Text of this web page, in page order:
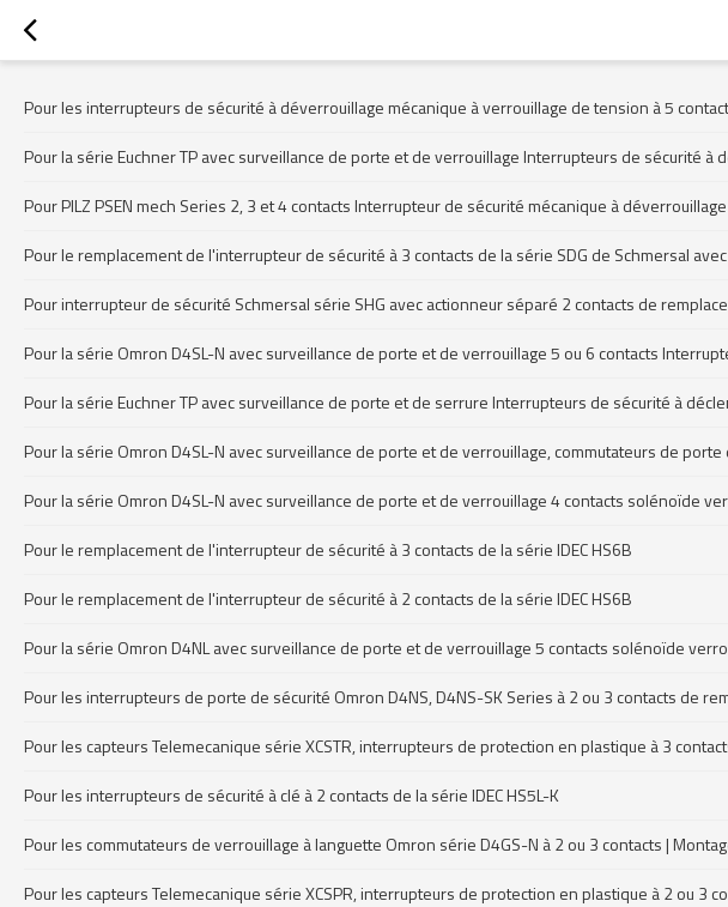
Pour les interrupteurs de sécurité à déverrouillage mécanique à verrouillage de tension à 5
Pour la série Euchner TP avec surveillance de porte et de verrouillage Interrupteurs de sécurité
Pour PILZ PSEN mech Series 2, 3 et 4 contacts Interrupteur de sécurité mécanique à
Pour le remplacement de l'interrupteur de sécurité à 3 contacts de la série SDG de Schmersal
Pour interrupteur de sécurité Schmersal série SHG avec actionneur séparé 2 contacts de
Pour la série Omron D4SL-N avec surveillance de porte et de verrouillage 5 ou 6 contacts
Pour la série Euchner TP avec surveillance de porte et de serrure Interrupteurs de sécurité à
Pour la série Omron D4SL-N avec surveillance de porte et de verrouillage, commutateurs de
Pour la série Omron D4SL-N avec surveillance de porte et de verrouillage 4 contacts solénoïde
Pour le remplacement de l'interrupteur de sécurité à 3 contacts de la série IDEC HS6B
Pour le remplacement de l'interrupteur de sécurité à 2 contacts de la série IDEC HS6B
Pour la série Omron D4NL avec surveillance de porte et de verrouillage 5 contacts solénoïde
Pour les interrupteurs de porte de sécurité Omron D4NS, D4NS-SK Series à 2 ou 3 contacts de
Pour les capteurs Telemecanique série XCSTR, interrupteurs de protection en plastique à 3
Pour les interrupteurs de sécurité à clé à 2 contacts de la série IDEC HS5L-K
Pour les commutateurs de verrouillage à languette Omron série D4GS-N à 2 ou 3 contacts |
Pour les capteurs Telemecanique série XCSPR, interrupteurs de protection en plastique à 2 ou 3